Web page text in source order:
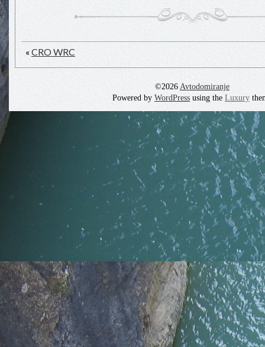
« CRO WRC
©2026 Avtodomiranje
Powered by WordPress using the Luxury